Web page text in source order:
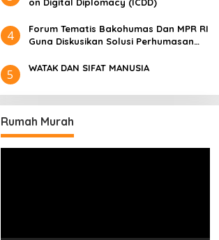
4
Forum Tematis Bakohumas Dan MPR RI
Guna Diskusikan Solusi Perhumasan
Masing
5 WATAK DAN SIFAT MANUSIA
Rumah Murah